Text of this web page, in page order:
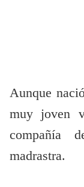
Aunque
muy joven
compañía
madrastra.